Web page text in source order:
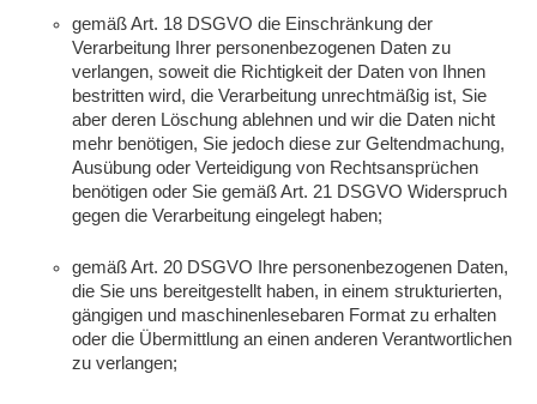
gemäß Art. 18 DSGVO die Einschränkung der
Verarbeitung Ihrer personenbezogenen Daten zu
verlangen, soweit die Richtigkeit der Daten von Ihnen
bestritten wird, die Verarbeitung unrechtmäßig ist, Sie
aber deren Löschung ablehnen und wir die Daten nicht
mehr benötigen, Sie jedoch diese zur Geltendmachung,
Ausübung oder Verteidigung von Rechtsansprüchen
benötigen oder Sie gemäß Art. 21 DSGVO Widerspruch
gegen die Verarbeitung eingelegt haben;
gemäß Art. 20 DSGVO Ihre personenbezogenen Daten,
die Sie uns bereitgestellt haben, in einem strukturierten,
gängigen und maschinenlesebaren Format zu erhalten
oder die Übermittlung an einen anderen Verantwortlichen
zu verlangen;